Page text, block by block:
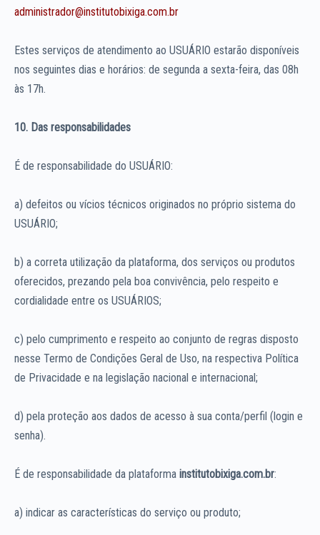
administrador@institutobixiga.com.br
Estes serviços de atendimento ao USUÁRIO estarão disponíveis
nos seguintes dias e horários: de segunda a sexta-feira, das 08h
às 17h.
10. Das responsabilidades
É de responsabilidade do USUÁRIO:
a) defeitos ou vícios técnicos originados no próprio sistema do
USUÁRIO;
b) a correta utilização da plataforma, dos serviços ou produtos
oferecidos, prezando pela boa convivência, pelo respeito e
cordialidade entre os USUÁRIOS;
c) pelo cumprimento e respeito ao conjunto de regras disposto
nesse Termo de Condições Geral de Uso, na respectiva Política
de Privacidade e na legislação nacional e internacional;
d) pela proteção aos dados de acesso à sua conta/perfil (login e
senha).
É de responsabilidade da plataforma institutobixiga.com.br:
a) indicar as características do serviço ou produto;